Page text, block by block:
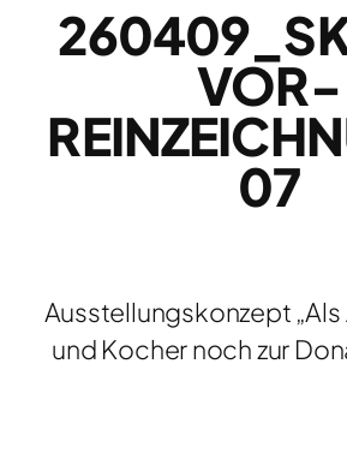
VOR-
07
Ausstellungskonzept „Als
und Kocher noch zur